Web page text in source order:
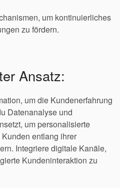
um kontinuierliches
zu fördern.
Ansatz:
um die Kundenerfahrung
Datenanalyse und
um personalisierte
entlang ihrer
Integriere digitale Kanäle,
Kundeninteraktion zu